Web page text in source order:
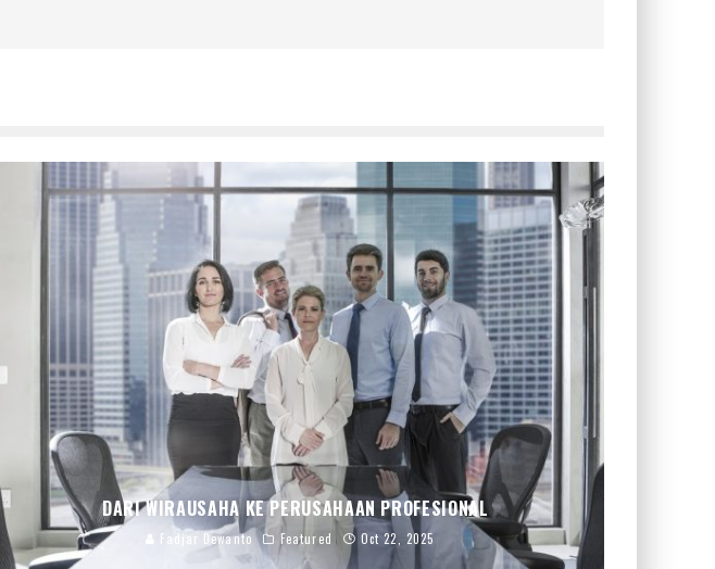
DARI WIRAUSAHA KE PERUSAHAAN PROFESIONAL
Fadjar Dewanto Featured Oct 22, 2025